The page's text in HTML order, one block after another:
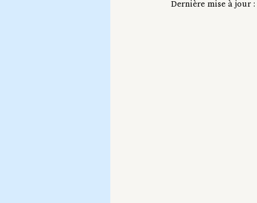
Dernière mise à jour :